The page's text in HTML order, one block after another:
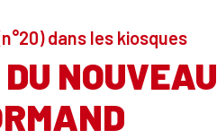
dans les kiosques
NOUVEAU